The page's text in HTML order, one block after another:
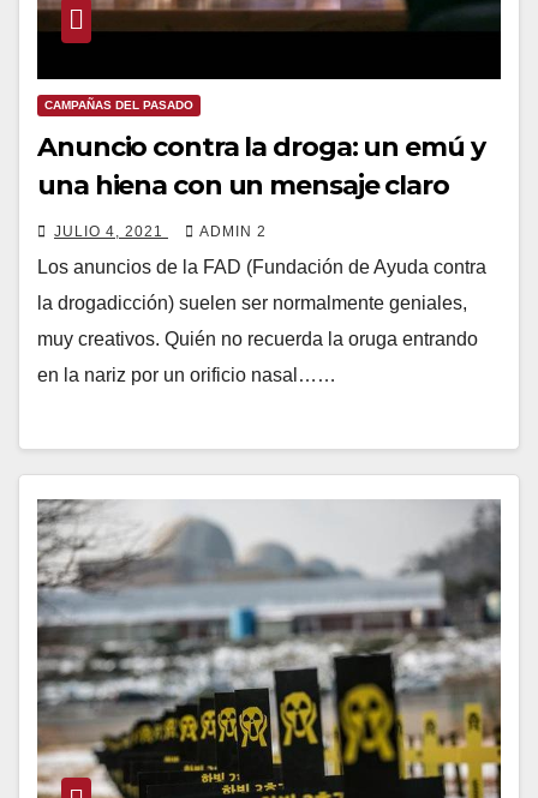
CAMPAÑAS DEL PASADO
Anuncio contra la droga: un emú y
una hiena con un mensaje claro
JULIO 4, 2021 ADMIN 2
Los anuncios de la FAD (Fundación de Ayuda contra
la drogadicción) suelen ser normalmente geniales,
muy creativos. Quién no recuerda la oruga entrando
en la nariz por un orificio nasal……